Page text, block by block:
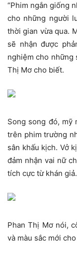
“Phim ngắn giống
cho những người
thời gian vừa qua.
sẽ nhận được
nghiệm cho những
Thị Mơ cho biết.
Song song đó, mỹ
trên phim trường
sân khấu kịch. Vở
đảm nhận vai nữ
tích cực từ khán giả.
Phan Thị Mơ nói,
và màu sắc mới